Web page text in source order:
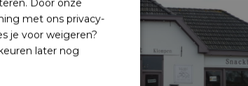
Door onze
met ons privacy-
je voor weigeren?
later nog